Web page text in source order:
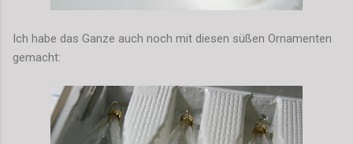
Ich habe das Ganze auch noch mit diesen süßen Ornamenten
gemacht: